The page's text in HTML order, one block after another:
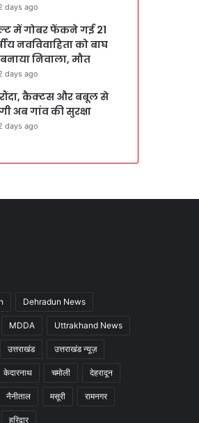
days ago
में गोबर फेंकने गई 21
नवविवाहिता को बाघ
निवाला, मौत
days ago
कैक्टस और बबूल से
अब गांव की सुरक्षा
days ago
Dehradun News
MDDA Uttrakhand News
उत्तराखंड उत्तराखंड न्यूज़
केदारनाथ चमोली देहरादून
नैनीताल मसूरी रामनगर
हरिद्वार